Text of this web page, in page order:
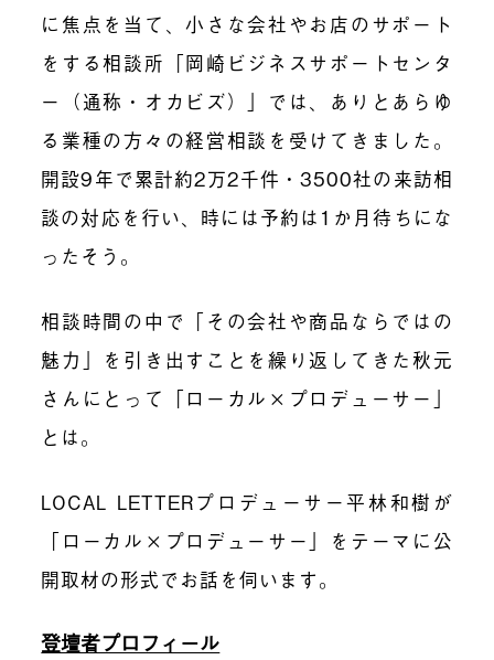
に焦点を当て、小さな会社やお店のサポート
をする相談所「岡崎ビジネスサポートセンタ
ー（通称・オカビズ）」では、ありとあらゆ
る業種の方々の経営相談を受けてきました。
開設9年で累計約2万2千件・3500社の来訪相
談の対応を行い、時には予約は1か月待ちにな
ったそう。
相談時間の中で「その会社や商品ならではの
魅力」を引き出すことを繰り返してきた秋元
さんにとって「ローカル×プロデューサー」
とは。
LOCAL LETTERプロデューサー平林和樹が
「ローカル×プロデューサー」をテーマに公
開取材の形式でお話を伺います。
登壇者プロフィール